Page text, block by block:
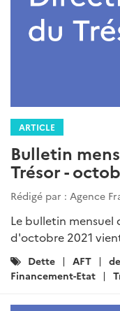
ARTICLE
Bulletin
Trésor -
Rédigé par : Agence
Le bulletin mensuel
d'octobre 2021
Catégories
:
Dette AFT
Financement-Etat